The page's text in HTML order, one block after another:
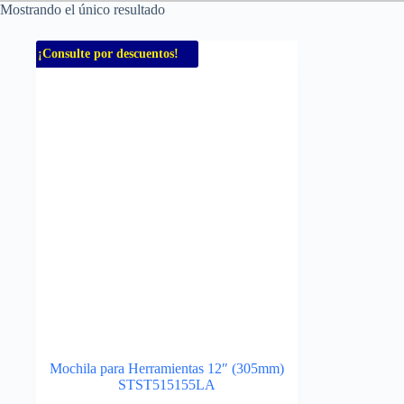
Mostrando el único resultado
¡Consulte por descuentos!
Mochila para Herramientas 12″ (305mm)
STST515155LA